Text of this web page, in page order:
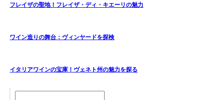
フレイザの聖地！フレイザ・ディ・キエーリの魅力
ワイン造りの舞台：ヴィンヤードを探検
イタリアワインの宝庫！ヴェネト州の魅力を探る